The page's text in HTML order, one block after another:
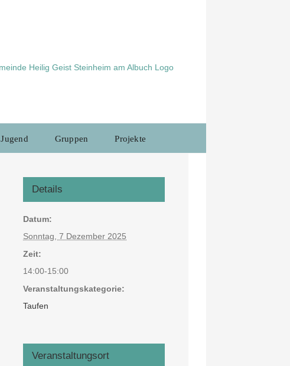
Jugend Gruppen Projekte
Details
Datum:
Sonntag, 7 Dezember 2025
Zeit:
14:00-15:00
Veranstaltungskategorie:
Taufen
Veranstaltungsort